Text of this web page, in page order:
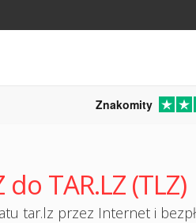
Znakomity
TAR.LZ (TLZ)
tar.lz przez Internet i